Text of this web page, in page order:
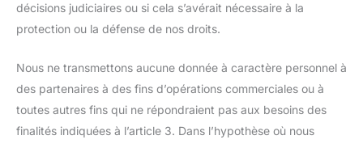
décisions judiciaires ou si cela s’avérait nécessaire à la
protection ou la défense de nos droits.
Nous ne transmettons aucune donnée à caractère personnel à
des partenaires à des fins d’opérations commerciales ou à
toutes autres fins qui ne répondraient pas aux besoins des
finalités indiquées à l’article 3. Dans l’hypothèse où nous